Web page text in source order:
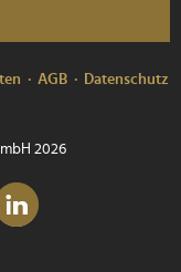
AGB
Datenschutz
2026